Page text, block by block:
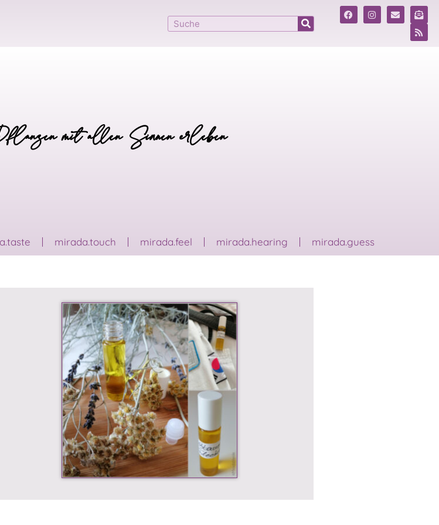
mit allen Sinnen erleben
mirada.touch mirada.feel mirada.hearing mirada.guess